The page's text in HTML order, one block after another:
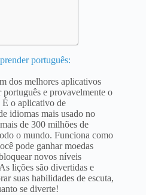
português:
dos melhores aplicativos
português e provavelmente o
É o aplicativo de
idiomas mais usado no
de 300 milhões de
o mundo. Funciona como
pode ganhar moedas
novos níveis
lições são divertidas e
suas habilidades de escuta,
se diverte!